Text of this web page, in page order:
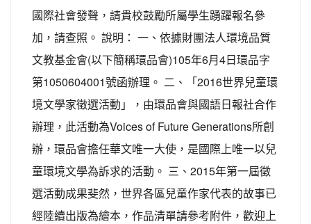
國際社會發聲，請貴校鼓勵所屬學生踴躍報名參
加，請查照。 說明： 一、依據財團法人環境品質
文教基金會(以下簡稱環品會)105年6月4日環品字
第1050604001號函辦理。 二、「2016世界兒童環
境文學家徵選活動」，由環品會與國語日報社合作
辦理，此活動為Voices of Future Generations所創
辦，環品會擔任華文唯一大使，是國際上唯一以兒
童環境文學為訴求的活動。 三、2015年第一屆徵
選活動成果斐然，世界各區兒童作家代表的故事已
經陸續出版為繪本，作品清單請參考附件，歡迎上